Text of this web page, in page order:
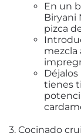
En un
Biryani
pizca
mezcla
tienes
3. Cocinado